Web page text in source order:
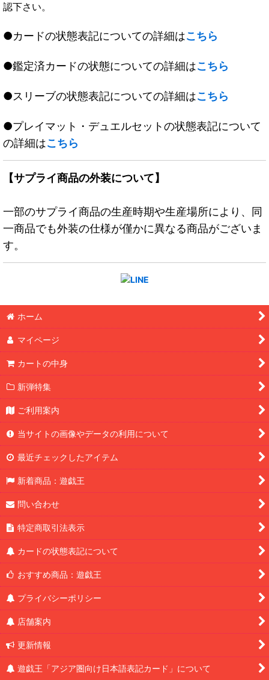
認下さい。
●カードの状態表記についての詳細はこちら
●鑑定済カードの状態についての詳細はこちら
●スリーブの状態表記についての詳細はこちら
●プレイマット・デュエルセットの状態表記について
の詳細はこちら
【サプライ商品の外装について】
一部のサプライ商品の生産時期や生産場所により、同
一商品でも外装の仕様が僅かに異なる商品がございま
す。
ホーム
マイページ
カートの中身
新弾特集
ご利用案内
当サイトの画像やデータの利用について
最近チェックしたアイテム
新着商品：遊戯王
問い合わせ
特定商取引法表示
カードの状態表記について
おすすめ商品：遊戯王
プライバシーポリシー
店舗案内
更新情報
遊戯王「アジア圏向け日本語表記カード」について